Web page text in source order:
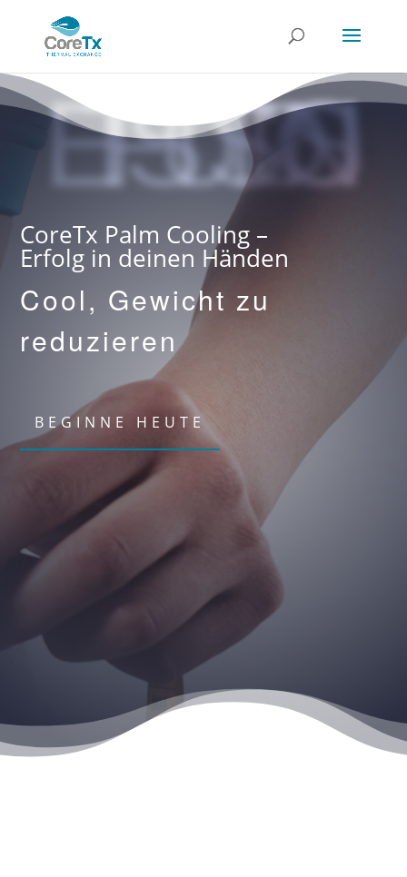
FITNESSSTUDIO
CoreTx Palm Cooling –
Erfolg in deinen Händen
Cool, Gewicht zu
reduzieren
BEGINNE HEUTE